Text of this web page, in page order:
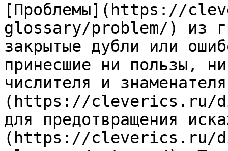
[Проблемы](https://
glossary/problem/) из
закрытые дубли или
принесшие ни пользы,
числителя и
(https://cleverics.ru/
для предотвращения
(https://cleverics.ru/